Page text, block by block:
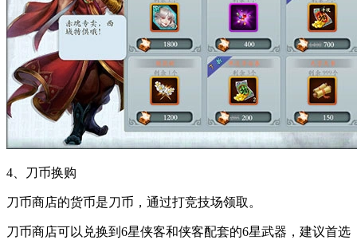
4、刀币换购
刀币商店的货币是刀币，通过打竞技场领取。
刀币商店可以兑换到6星侠客和侠客配套的6星武器，建议首选